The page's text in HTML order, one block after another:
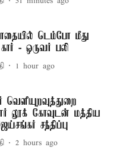
டெம்போ மீது
- ஒருவர் பலி
1 hour ago
வெளியுறவுத்துறை
லூக் கோவுடன் மத்திய
சந்திப்பு
2 hours ago